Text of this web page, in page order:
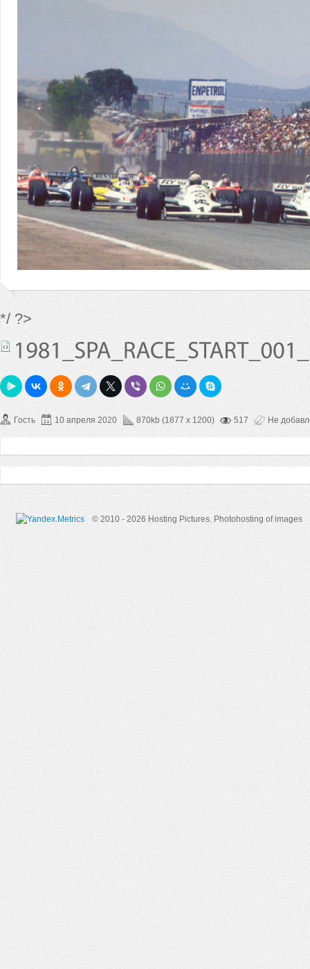
*/ ?>
Гость 10 апреля 2020 870kb (1877 x 1200) 517 Не
© 2010 - 2026 Hosting Pictures. Photohosting of images